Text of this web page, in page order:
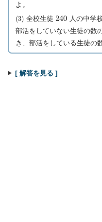
よ。
(3) 全校生徒 240 人の中学
部活をしていない生徒の数
き、部活をしている生徒の
[ 解答を見る ]